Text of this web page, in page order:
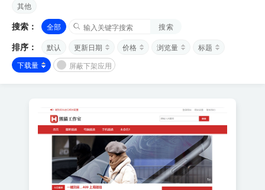
其他
搜索： 全部 搜索
排序： 默认 更新日期 价格 浏览量
标题
下载量
屏蔽下架应用